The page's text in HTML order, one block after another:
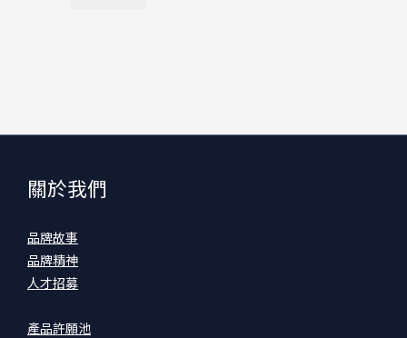
關於我們
品牌故事
品牌精神
人才招募
產品許願池